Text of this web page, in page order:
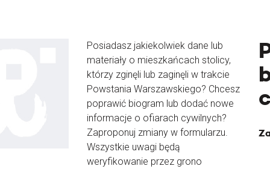
Posiadasz jakiekolwiek dane lub
materiały o mieszkańcach stolicy,
którzy zginęli lub zaginęli w trakcie
Powstania Warszawskiego? Chcesz
poprawić biogram lub dodać nowe
informacje o ofiarach cywilnych?
Zaproponuj zmiany w formularzu.
Wszystkie uwagi będą
weryfikowanie przez grono